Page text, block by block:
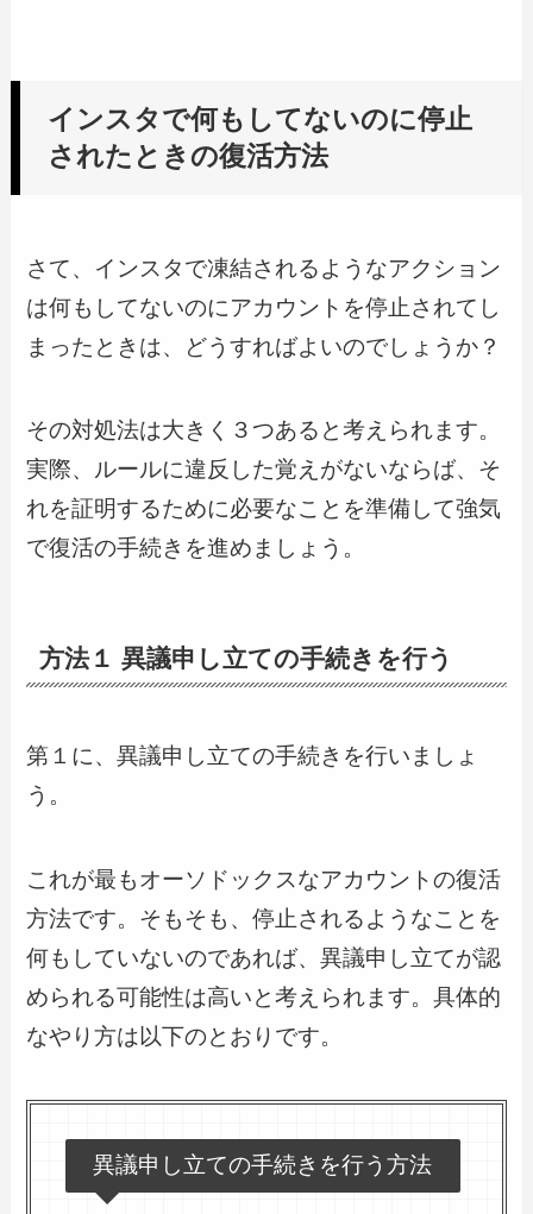
インスタで何もしてないのに停止
されたときの復活方法
さて、インスタで凍結されるようなアクション
は何もしてないのにアカウントを停止されてし
まったときは、どうすればよいのでしょうか？
その対処法は大きく３つあると考えられます。
実際、ルールに違反した覚えがないならば、そ
れを証明するために必要なことを準備して強気
で復活の手続きを進めましょう。
方法１ 異議申し立ての手続きを行う
第１に、異議申し立ての手続きを行いましょ
う。
これが最もオーソドックスなアカウントの復活
方法です。そもそも、停止されるようなことを
何もしていないのであれば、異議申し立てが認
められる可能性は高いと考えられます。具体的
なやり方は以下のとおりです。
異議申し立ての手続きを行う方法